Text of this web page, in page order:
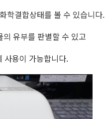
학결합상태를 볼 수 있습니다.
유부를 판별할 수 있고
용이 가능합니다.